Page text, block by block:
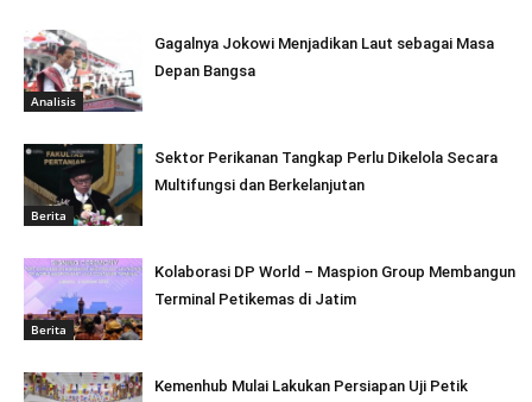
Analisis
Gagalnya Jokowi Menjadikan Laut sebagai Masa
Depan Bangsa
Berita
Sektor Perikanan Tangkap Perlu Dikelola Secara
Multifungsi dan Berkelanjutan
Berita
Kolaborasi DP World – Maspion Group Membangun
Terminal Petikemas di Jatim
Kemenhub Mulai Lakukan Persiapan Uji Petik